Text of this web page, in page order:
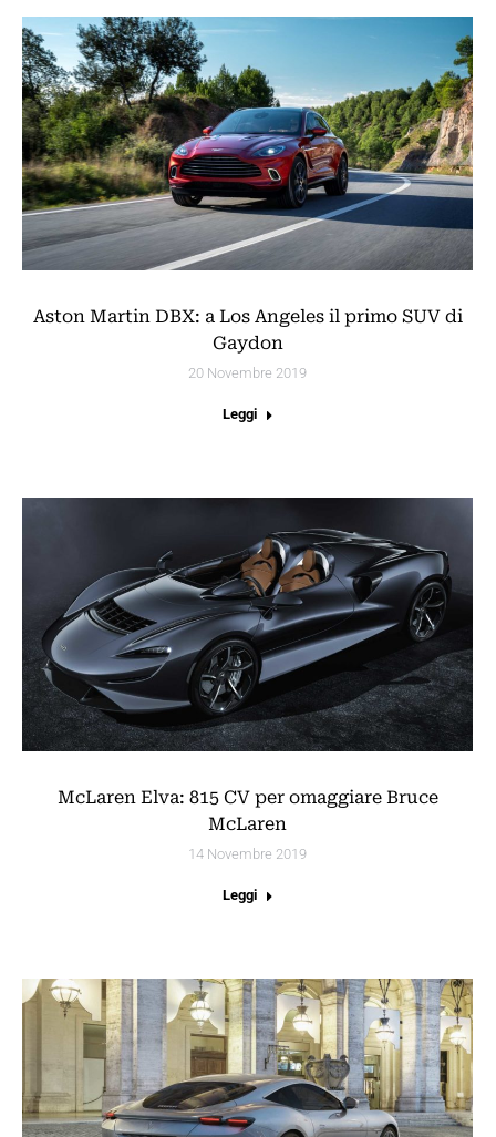
Aston Martin DBX: a Los Angeles il primo SUV di
Gaydon
20 Novembre 2019
Leggi
McLaren Elva: 815 CV per omaggiare Bruce
McLaren
14 Novembre 2019
Leggi